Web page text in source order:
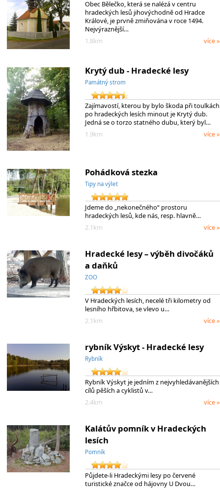
Obec Bělečko, která se nalézá v centru
hradeckých lesů jihovýchodně od Hradce
Králové, je prvně zmiňována v roce 1494.
Nejvýraznější…
1.8km
více »
Krytý dub - Hradecké lesy
Památný strom
Zajímavostí, kterou by bylo škoda při toulkách
po hradeckých lesích minout je Krytý dub.
Jedná se o torzo statného dubu, který byl…
1.9km
více »
Pohádková stezka
Tipy na výlet
Jdeme do „nekonečného“ prostoru
hradeckých lesů, kde nás, resp. hlavně…
2.1km
více »
Hradecké lesy – výběh divočáků
a daňků
ZOO
V Hradeckých lesích, necelé tři kilometry od
lesního hřbitova, se vlevo u…
2.1km
více »
rybník Výskyt - Hradecké lesy
Rybník
Rybník Výskyt je jedním z nejvyhledávanějších
cílů pěších a cyklistů v…
2.4km
více »
Kalátův pomník v Hradeckých
lesích
Pomník
Půjdete-li Hradeckými lesy po červené
turistické značce od hájovny U Dvou…